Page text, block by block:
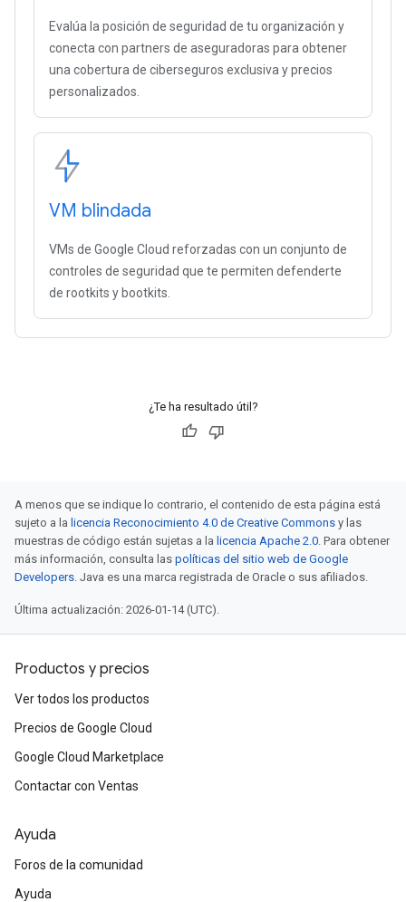
Evalúa la posición de seguridad de tu organización y
conecta con partners de aseguradoras para obtener
una cobertura de ciberseguros exclusiva y precios
personalizados.
VM blindada
VMs de Google Cloud reforzadas con un conjunto de
controles de seguridad que te permiten defenderte
de rootkits y bootkits.
¿Te ha resultado útil?
A menos que se indique lo contrario, el contenido de esta página está
sujeto a la licencia Reconocimiento 4.0 de Creative Commons y las
muestras de código están sujetas a la licencia Apache 2.0. Para obtener
más información, consulta las políticas del sitio web de Google
Developers. Java es una marca registrada de Oracle o sus afiliados.
Última actualización: 2026-01-14 (UTC).
Productos y precios
Ver todos los productos
Precios de Google Cloud
Google Cloud Marketplace
Contactar con Ventas
Ayuda
Foros de la comunidad
Ayuda